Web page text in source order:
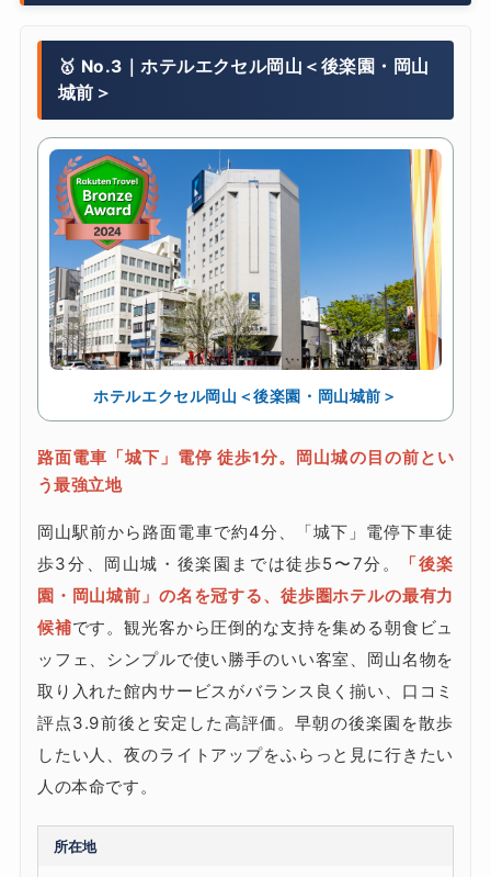
🥇 No.3｜ホテルエクセル岡山＜後楽園・岡山
城前＞
ホテルエクセル岡山＜後楽園・岡山城前＞
路面電車「城下」電停 徒歩1分。岡山城の目の前とい
う最強立地
岡山駅前から路面電車で約4分、「城下」電停下車徒
歩3分、岡山城・後楽園までは徒歩5〜7分。
「後楽
園・岡山城前」の名を冠する、徒歩圏ホテルの最有力
候補です。観光客から圧倒的な支持を集める朝食ビュ
ッフェ、シンプルで使い勝手のいい客室、岡山名物を
取り入れた館内サービスがバランス良く揃い、口コミ
評点3.9前後と安定した高評価。早朝の後楽園を散歩
したい人、夜のライトアップをふらっと見に行きたい
人の本命です。
所在地